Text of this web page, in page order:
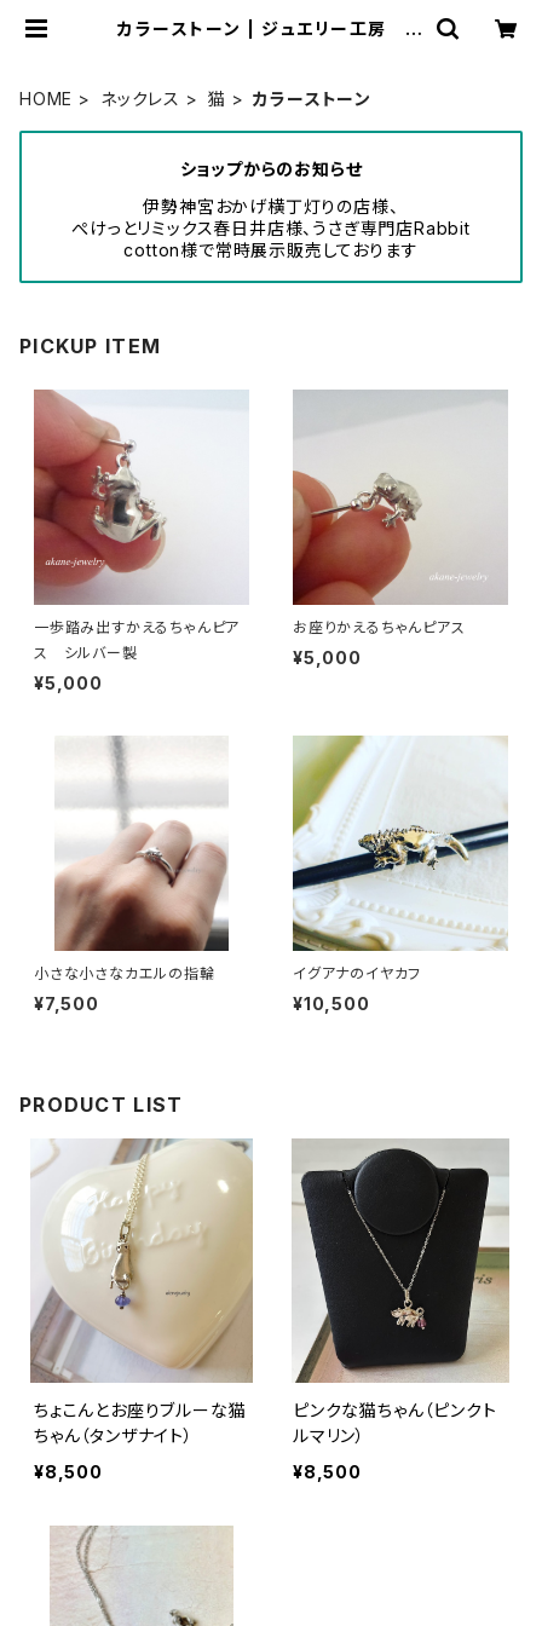
カラーストーン | ジュエリー工房 岩
HOME ネックレス 猫 カラーストーン
ショップからのお知らせ
伊勢神宮おかげ横丁灯りの店様、
ぺけっとリミックス春日井店様、うさぎ専門店Rabbit
cotton様で常時展示販売しております
PICKUP ITEM
一歩踏み出すかえるちゃんピア
ス シルバー製
¥5,000
お座りかえるちゃんピアス
¥5,000
小さな小さなカエルの指輪
¥7,500
イグアナのイヤカフ
¥10,500
PRODUCT LIST
ちょこんとお座りブルーな猫
ちゃん（タンザナイト）
¥8,500
ピンクな猫ちゃん（ピンクト
ルマリン）
¥8,500